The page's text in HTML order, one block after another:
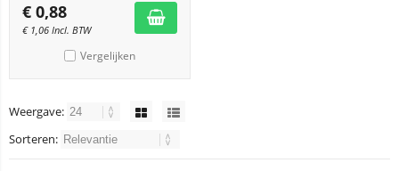
€ 0,88
€ 1,06 Incl. BTW
Vergelijken
Weergave:
Sorteren: